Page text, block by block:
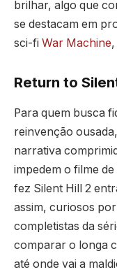
brilhar, algo que
se destacam em
sci-fi War Machine
Return to
Para quem busca
reinvenção
narrativa
impedem o filme
fez Silent Hill 2
assim, curiosos
completistas da
comparar o longa
até onde vai a